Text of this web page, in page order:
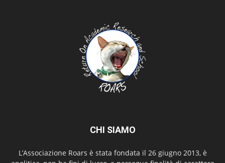
CHI SIAMO
L’Associazione Roars è stata fondata il 26 giugno 2013, è